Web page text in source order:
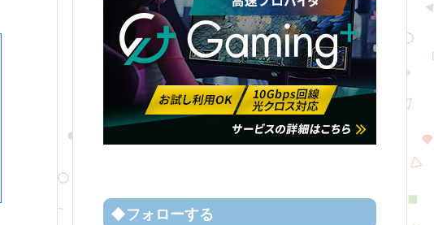
◆フォローする